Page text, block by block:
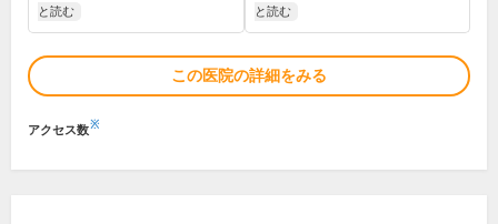
と読む
と読む
この医院の詳細をみる
アクセス数※